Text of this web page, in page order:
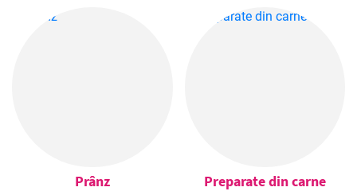
Prânz Preparate din carne